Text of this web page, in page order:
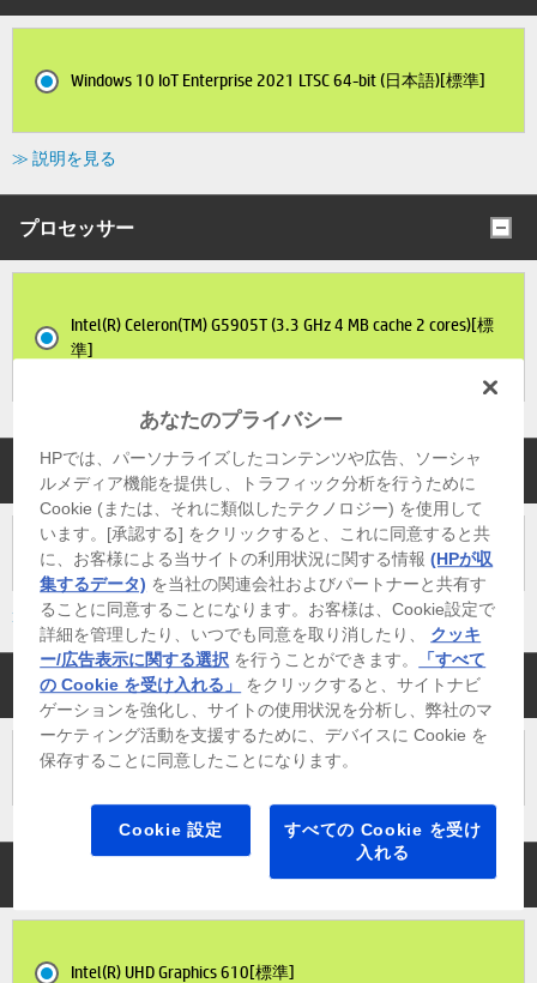
Windows 10 IoT Enterprise 2021 LTSC 64-bit (日本語)[標準]
≫ 説明を見る
プロセッサー
Intel(R) Celeron(TM) G5905T (3.3 GHz 4 MB cache 2 cores)[標
準]
メモリ
8GB DDR4-2666
≫ 説明を見る
ストレージ
256GB M.2 2280 NVMe SSD
Intel(R) UHD Graphics 610[標準]
あなたのプライバシー
HPでは、パーソナライズしたコンテンツや広告、ソーシャ
ルメディア機能を提供し、トラフィック分析を行うために
Cookie (または、それに類似したテクノロジー) を使用して
います。[承認する] をクリックすると、これに同意すると共
に、お客様による当サイトの利用状況に関する情報(HPが収
集するデータ) を当社の関連会社およびパートナーと共有す
ることに同意することになります。お客様は、Cookie設定で
詳細を管理したり、いつでも同意を取り消したり、 クッキ
ー/広告表示に関する選択 を行うことができます。
「すべて
の Cookie を受け入れる」
をクリックすると、サイトナビ
ゲーションを強化し、サイトの使用状況を分析し、弊社のマ
ーケティング活動を支援するために、デバイスに Cookie を
保存することに同意したことになります。
Cookie 設定
すべての Cookie を受け
入れる